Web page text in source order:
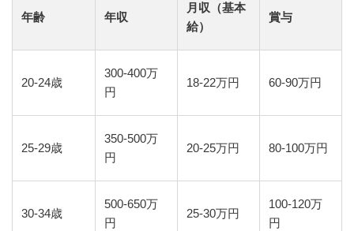
年齢 年収
月収（基本
給）
賞与
20-24歳
300-400万
円
18-22万円 60-90万円
25-29歳
350-500万
円
20-25万円 80-100万円
30-34歳
500-650万
円
25-30万円
100-120万
円